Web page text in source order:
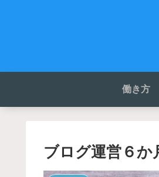
働き方
ブログ運営６か